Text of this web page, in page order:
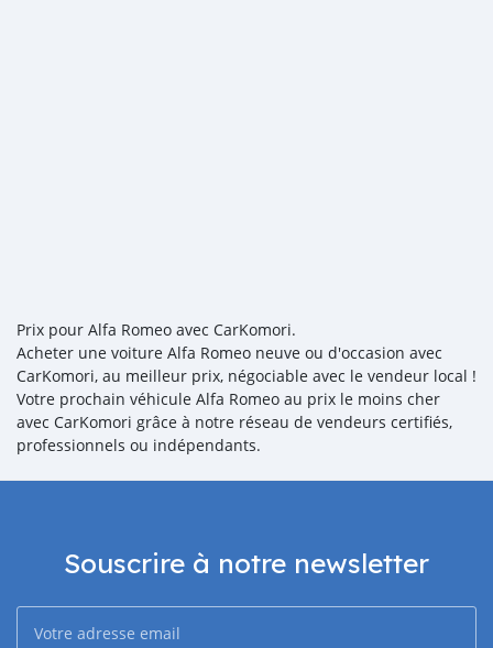
Prix pour Alfa Romeo avec CarKomori.
Acheter une voiture Alfa Romeo neuve ou d'occasion avec
CarKomori, au meilleur prix, négociable avec le vendeur local !
Votre prochain véhicule Alfa Romeo au prix le moins cher
avec CarKomori grâce à notre réseau de vendeurs certifiés,
professionnels ou indépendants.
Souscrire à notre newsletter